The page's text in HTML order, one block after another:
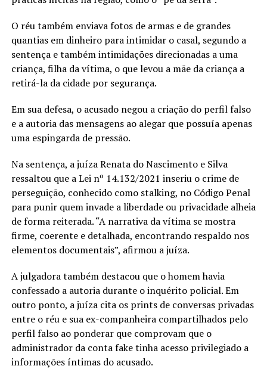
O réu também enviava fotos de armas e de grandes
quantias em dinheiro para intimidar o casal, segundo a
sentença e também intimidações direcionadas a uma
criança, filha da vítima, o que levou a mãe da criança a
retirá-la da cidade por segurança.
Em sua defesa, o acusado negou a criação do perfil falso
e a autoria das mensagens ao alegar que possuía apenas
uma espingarda de pressão.
Na sentença, a juíza Renata do Nascimento e Silva
ressaltou que a Lei nº 14.132/2021 inseriu o crime de
perseguição, conhecido como stalking, no Código Penal
para punir quem invade a liberdade ou privacidade alheia
de forma reiterada. “A narrativa da vítima se mostra
firme, coerente e detalhada, encontrando respaldo nos
elementos documentais”, afirmou a juíza.
A julgadora também destacou que o homem havia
confessado a autoria durante o inquérito policial. Em
outro ponto, a juíza cita os prints de conversas privadas
entre o réu e sua ex-companheira compartilhados pelo
perfil falso ao ponderar que comprovam que o
administrador da conta fake tinha acesso privilegiado a
informações íntimas do acusado.